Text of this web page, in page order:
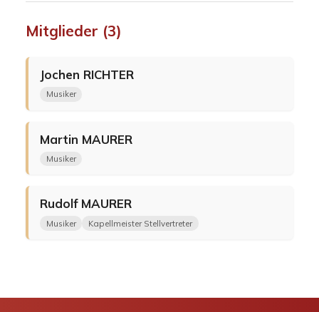
Mitglieder (3)
Jochen RICHTER
Musiker
Martin MAURER
Musiker
Rudolf MAURER
Musiker Kapellmeister Stellvertreter